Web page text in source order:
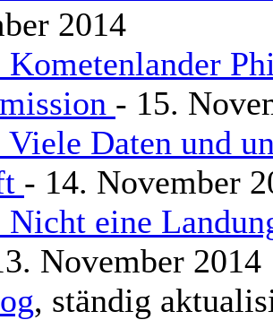
2014
- 15.
Daten und
- 14. November
Nicht eine
November 2014
, ständig